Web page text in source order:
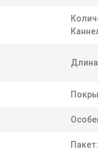
Пакет: